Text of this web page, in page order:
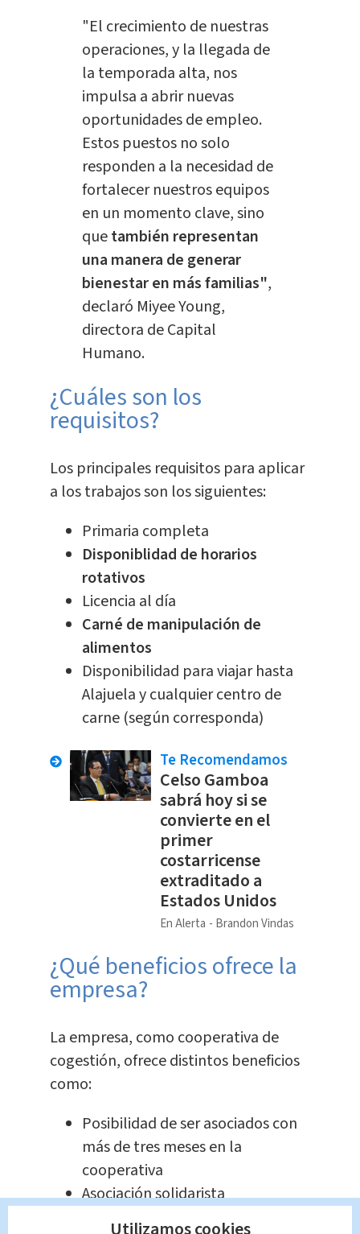
"El crecimiento de nuestras
operaciones, y la llegada de
la temporada alta, nos
impulsa a abrir nuevas
oportunidades de empleo.
Estos puestos no solo
responden a la necesidad de
fortalecer nuestros equipos
en un momento clave, sino
quetambién representan
una manera de generar
bienestar en más familias",
declaró Miyee Young,
directora de Capital
Humano.
¿Cuáles son los
requisitos?
Los principales requisitos para aplicar
a los trabajos son los siguientes:
Primaria completa
Disponiblidad de horarios
rotativos
Licencia al día
Carné de manipulación de
alimentos
Disponibilidad para viajar hasta
Alajuela y cualquier centro de
carne (según corresponda)
Te Recomendamos
Celso Gamboa
sabrá hoy si se
convierte en el
primer
costarricense
extraditado a
Estados Unidos
En Alerta Brandon Vindas
¿Qué beneficios ofrece la
empresa?
La empresa, como cooperativa de
cogestión, ofrece distintos beneficios
como:
Posibilidad de ser asociados con
más de tres meses en la
cooperativa
Asociación solidarista
Utilizamos cookies